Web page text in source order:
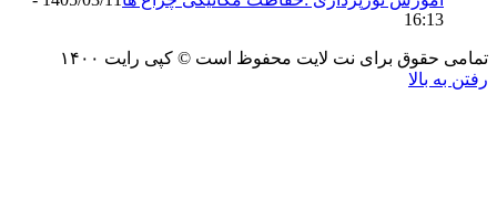
16:13
حقوق برای نت لایت محفوظ است © کپی رایت ۱۴۰۰
به بالا